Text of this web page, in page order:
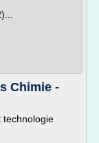
Chimie -
technologie